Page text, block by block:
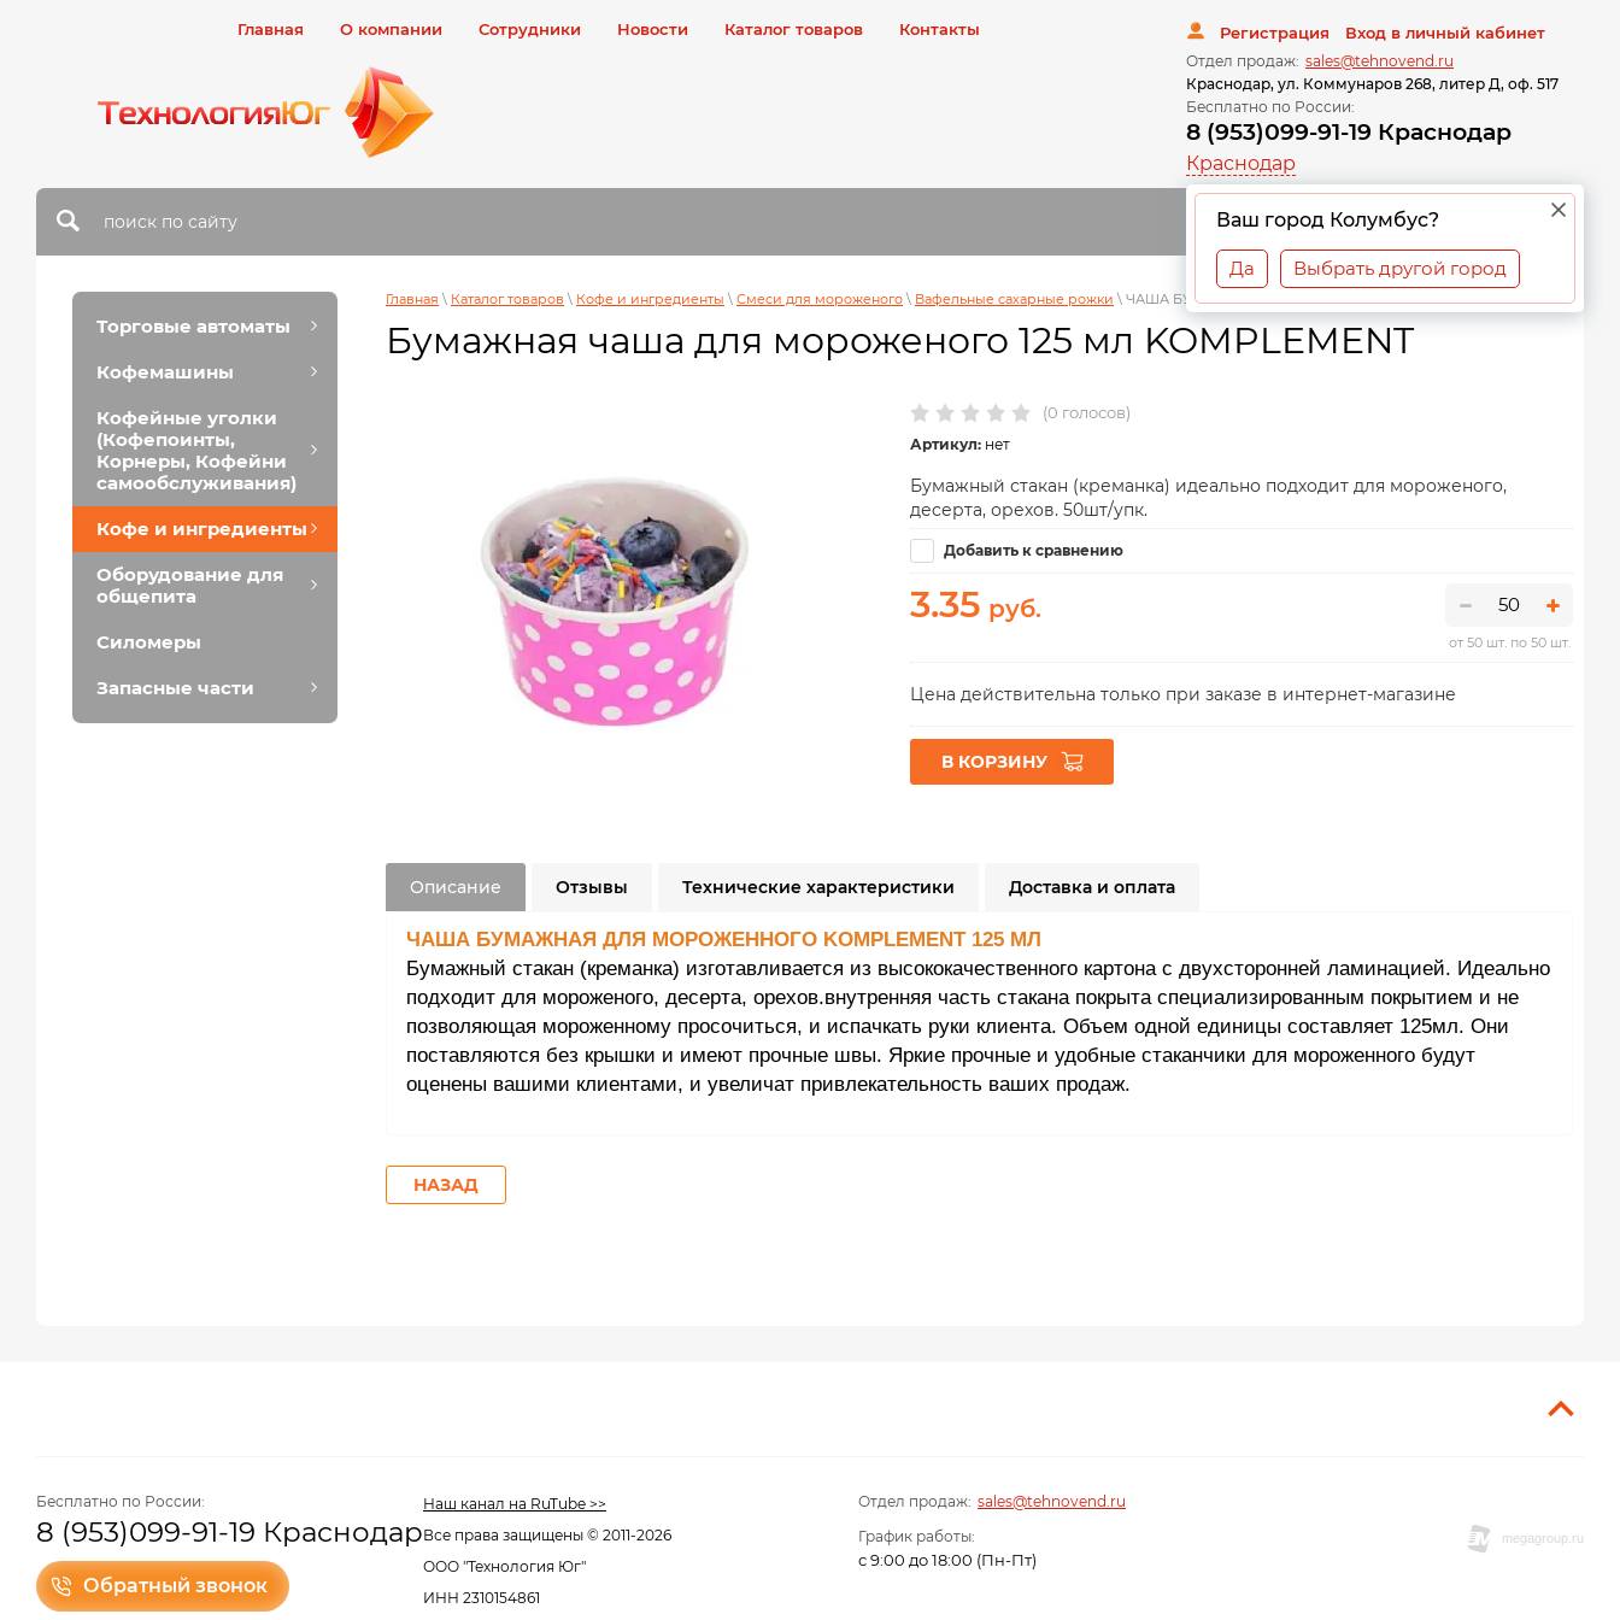
Главная О компании Сотрудники Новости Каталог товаров Контакты Регистрация Вход в личный кабинет
Отдел продаж: sales@tehnovend.ru
Краснодар, ул. Коммунаров 268, литер Д, оф. 517
Бесплатно по России:
8 (953)099-91-19 Краснодар
Краснодар
Ваш город Колумбус?
Да Выбрать другой город
0
Торговые автоматы
Кофемашины
Кофейные уголки
(Кофепоинты,
Корнеры, Кофейни
самообслуживания)
Кофе и ингредиенты
Оборудование для
общепита
Силомеры
Запасные части
Главная \ Каталог товаров \ Кофе и ингредиенты \ Смеси для мороженого \ Вафельные сахарные рожки \ ЧАША БУМАЖНАЯ ДЛЯ МОРОЖЕННОГО KOMPLEMENT 125 МЛ
Бумажная чаша для мороженого 125 мл KOMPLEMENT
(0 голосов)
Артикул: нет
Бумажный стакан (креманка) идеально подходит для мороженого,
десерта, орехов. 50шт/упк.
Добавить к сравнению
3.35 руб.
от 50 шт. по 50 шт.
Цена действительна только при заказе в интернет-магазине
В КОРЗИНУ
Описание Отзывы Технические характеристики Доставка и оплата
ЧАША БУМАЖНАЯ ДЛЯ МОРОЖЕННОГО KOMPLEMENT 125 МЛ
Бумажный стакан (креманка) изготавливается из высококачественного картона с двухсторонней ламинацией. Идеально
подходит для мороженого, десерта, орехов.внутренняя часть стакана покрыта специализированным покрытием и не
позволяющая мороженному просочиться, и испачкать руки клиента. Объем одной единицы составляет 125мл. Они
поставляются без крышки и имеют прочные швы. Яркие прочные и удобные стаканчики для мороженного будут
оценены вашими клиентами, и увеличат привлекательность ваших продаж.
НАЗАД
Бесплатно по России:
8 (953)099-91-19 Краснодар
Обратный звонок
Наш канал на RuTube >>
Все права защищены © 2011-2026
ООО "Технология Юг"
ИНН 2310154861
Отдел продаж: sales@tehnovend.ru
График работы:
с 9:00 до 18:00 (Пн-Пт)